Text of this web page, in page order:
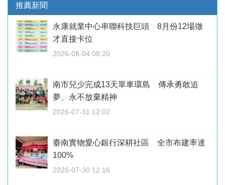
推薦新聞
永康就業中心串聯科技巨頭 8月份12場徵
才直接卡位
2026-08-04 08:20
南市兒少完成13天單車環島 傳承勇敢追
夢、永不放棄精神
2026-07-31 12:02
臺南實物愛心銀行深耕社區 全市布建率達
100%
2026-07-30 12:16